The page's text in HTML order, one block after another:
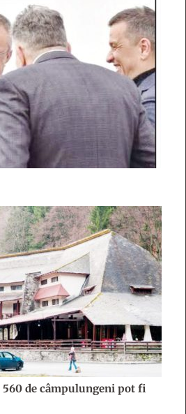
560 de câmpulungeni pot fi